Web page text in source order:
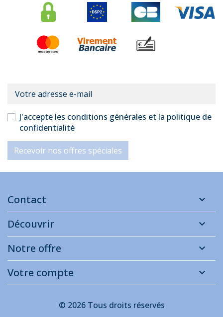
J'accepte les conditions générales et la politique de
confidentialité
Recevoir nos offres spéciales
Contact
Découvrir
Notre offre
Votre compte
© 2026 Tous droits réservés